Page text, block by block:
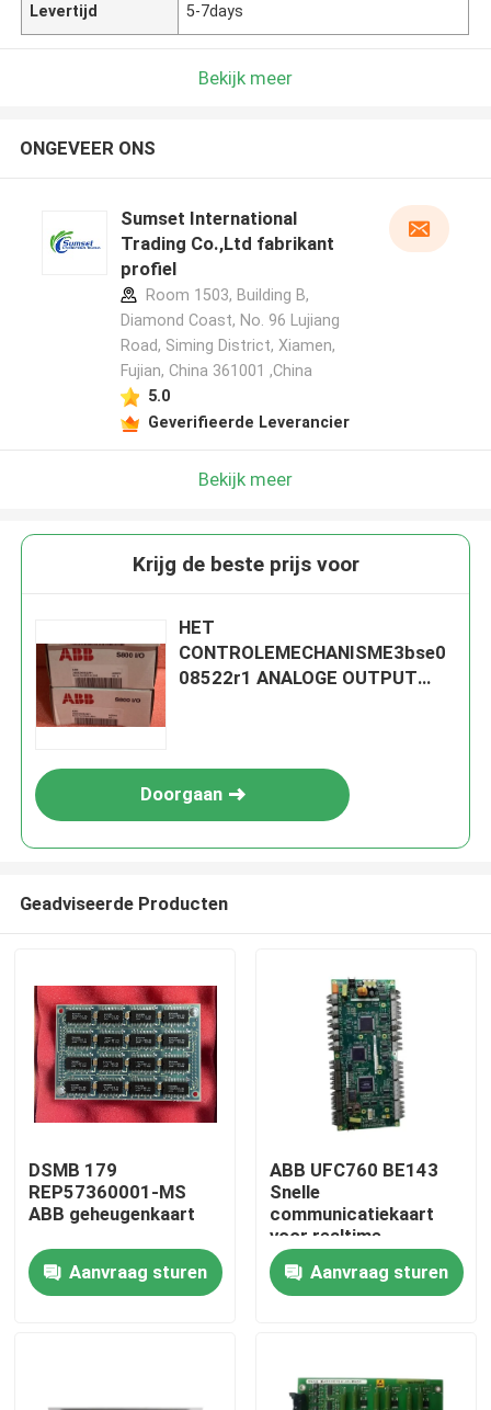
Thuis
Video's
Levertijd 5-7days
Bekijk meer
ONGEVEER ONS
Sumset International
Trading Co.,Ltd fabrikant
profiel
Room 1503, Building B,
Diamond Coast, No. 96 Lujiang
Road, Siming District, Xiamen,
Fujian, China 361001 ,China
5.0
Geverifieerde Leverancier
Bekijk meer
Krijg de beste prijs voor
HET
CONTROLEMECHANISME3bse0
08522r1 ANALOGE OUTPUT
Doorgaan
Geadviseerde Producten
DSMB 179
REP57360001-MS
ABB geheugenkaart
Aanvraag sturen
ABB UFC760 BE143
Snelle
communicatiekaart
voor realtime
gegevensoverdracht
in zware
fabrieksomstandigheden
Aanvraag sturen